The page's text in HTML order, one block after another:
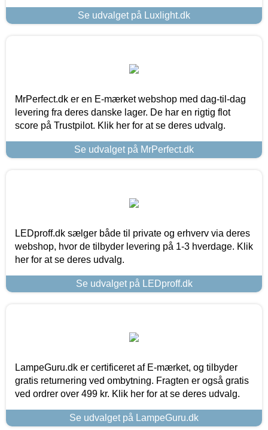
Se udvalget på Luxlight.dk
MrPerfect.dk er en E-mærket webshop med dag-til-dag
levering fra deres danske lager. De har en rigtig flot
score på Trustpilot. Klik her for at se deres udvalg.
Se udvalget på MrPerfect.dk
LEDproff.dk sælger både til private og erhverv via deres
webshop, hvor de tilbyder levering på 1-3 hverdage. Klik
her for at se deres udvalg.
Se udvalget på LEDproff.dk
LampeGuru.dk er certificeret af E-mærket, og tilbyder
gratis returnering ved ombytning. Fragten er også gratis
ved ordrer over 499 kr. Klik her for at se deres udvalg.
Se udvalget på LampeGuru.dk